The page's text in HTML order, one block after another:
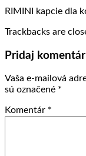
RIMINI kapcie dla
Trackbacks are
Pridaj komentár
Vaša e-mailová
sú označené *
Komentár *